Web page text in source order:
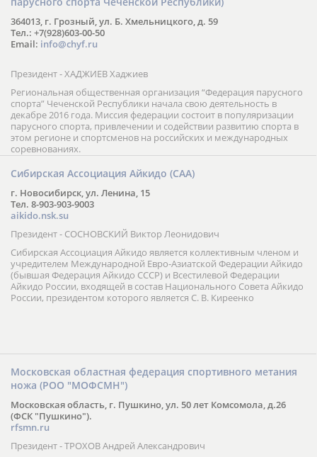
364013, г. Грозный, ул. Б. Хмельницкого, д. 59
Тел.: +7(928)603-00-50
Email: info@chyf.ru
Президент - ХАДЖИЕВ Хаджиев
Региональная общественная организация “Федерация парусного
спорта” Чеченской Республики начала свою деятельность в
декабре 2016 года. Миссия федерации состоит в популяризации
парусного спорта, привлечении и содействии развитию спорта в
этом регионе и спортсменов на российских и международных
соревнованиях.
Сибирская Ассоциация Айкидо (САА)
г. Новосибирск, ул. Ленина, 15
Тел. 8-903-903-9003
aikido.nsk.su
Президент - СОСНОВСКИЙ Виктор Леонидович
Сибирская Ассоциация Айкидо является коллективным членом и
учредителем Международной Евро-Азиатской Федерации Айкидо
(бывшая Федерация Айкидо СССР) и Всестилевой Федерации
Айкидо России, входящей в состав Национального Совета Айкидо
России, президентом которого является С. В. Киреенко
Московская областная федерация спортивного метания
ножа (РОО "МОФСМН")
Московская область, г. Пушкино, ул. 50 лет Комсомола, д.26
(ФСК "Пушкино").
rfsmn.ru
Президент - ТРОХОВ Андрей Александрович